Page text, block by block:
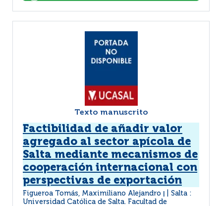
Texto manuscrito
Factibilidad de añadir valor
agregado al sector apícola de
Salta mediante mecanismos de
cooperación internacional con
perspectivas de exportación
Figueroa Tomás, Maximiliano Alejandro
Salta :
Universidad Católica de Salta. Facultad de